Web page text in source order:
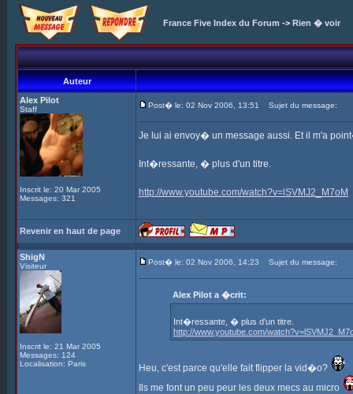
France Five Index du Forum -> Rien � voir
Auteur
Alex Pilot
Staff
Inscrit le: 20 Mar 2005
Messages: 321
Post� le: 02 Nov 2006, 13:51 Sujet du message:
Je lui ai envoy� un message aussi. Et il m'a
Int�ressante, � plus d'un titre.
http://www.youtube.com/watch?v=lSVMJ2_M7oM
Revenir en haut de page
ShigN
Visiteur
Inscrit le: 21 Mar 2005
Messages: 124
Localisation: Paris
Post� le: 02 Nov 2006, 14:23 Sujet du message:
Alex Pilot a �crit:
Int�ressante, � plus d'un titre.
http://www.youtube.com/
Heu, c'est parce qu'elle fait flipper la vid�o?
Ils me font un peu peur les deux mecs au micro